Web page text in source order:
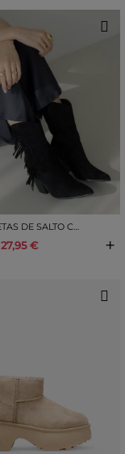
BOTAS PRETAS DE SALTO COM FRANJAS
27,95 €
+